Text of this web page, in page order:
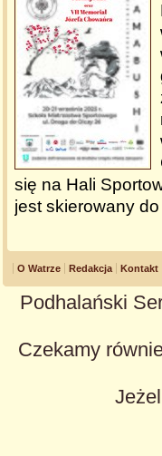
się na Hali
jest skierowany
O Watrze Redakcja Kontakt
Podhalański
Czekamy